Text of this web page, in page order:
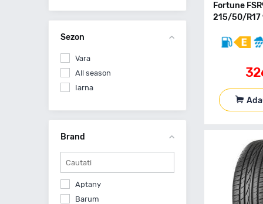
Fortune
215/50/R17
Sezon
Vara
All season
Iarna
Brand
Aptany
Barum